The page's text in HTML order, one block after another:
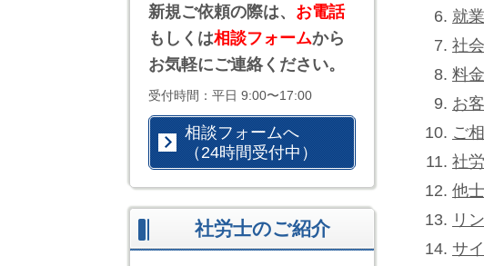
就
社
料
お
ご
社
他
リ
サ
新規ご依頼の際は、 お電話
もしくは相談フォームから
お気軽にご連絡ください。
受付時間：平日 9:00〜17:00
相談フォームへ
（24時間受付中）
社労士のご紹介